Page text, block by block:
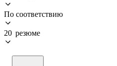
По соответствию
20 резюме